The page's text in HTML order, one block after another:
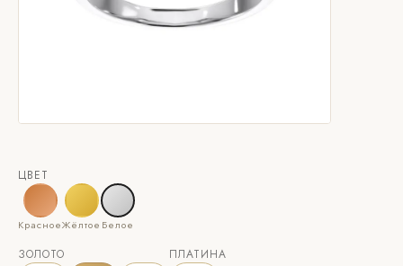
ЦВЕТ
КрасноеЖёлтое Белое
ЗОЛОТО ПЛАТИНА